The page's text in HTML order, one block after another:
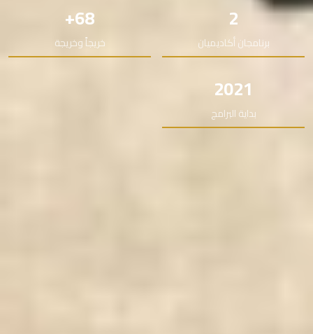
2
برنامجان أكاديميان
68+
خريجاً وخريجة
2021
بداية البرامج